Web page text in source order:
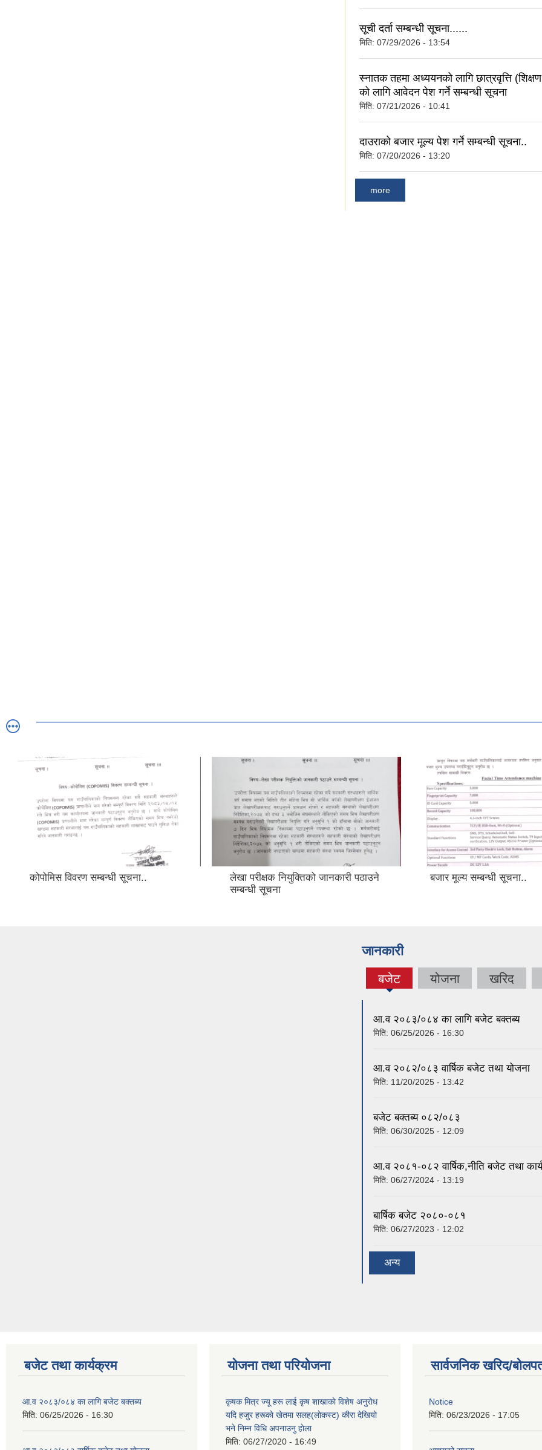
सूची दर्ता सम्बन्धी सूचना......
मिति: 07/29/2026 - 13:54
स्नातक तहमा अध्ययनको लागि छात्रवृत्ति
को लागि आवेदन पेश गर्ने सम्बन्धी सूचना
मिति: 07/21/2026 - 10:41
दाउराको बजार मूल्य पेश गर्ने सम्बन्धी सूचना..
मिति: 07/20/2026 - 13:20
more
कोपोमिस विवरण सम्बन्धी सूचना..
लेखा परीक्षक नियुक्तिको जानकारी पठाउने
सम्बन्धी सूचना
बजार मूल्य सम्बन्धी सूचना..
जानकारी
बजेट
(active
योजना खरिद
आ.व २०८३/०८४ का लागि बजेट बक्तब्य
मिति: 06/25/2026 - 16:30
आ.व २०८२/०८३ वार्षिक बजेट तथा योजना
मिति: 11/20/2025 - 13:42
बजेट बक्तब्य ०८२/०८३
मिति: 06/30/2025 - 12:09
आ.व २०८१-०८२ वार्षिक,नीति बजेट तथा
मिति: 06/27/2024 - 13:19
बार्षिक बजेट २०८०-०८१
मिति: 06/27/2023 - 12:02
अन्य
बजेट तथा कार्यक्रम
आ.व २०८३/०८४ का लागि बजेट बक्तब्य
मिति: 06/25/2026 - 16:30
योजना तथा परियोजना
कृषक मित्र ज्यू हरू लाई कृष शाखाकाे विशेष अनुराेध
यदि हजुर हरूकाे खेतमा सलह(लाेकस्ट) कीरा देखियाे
भने निम्न विधि अपनाउनु हाेला
मिति: 06/27/2020 - 16:49
सार्वजनिक खरिद/
Notice
मिति: 06/23/2026 - 17:05